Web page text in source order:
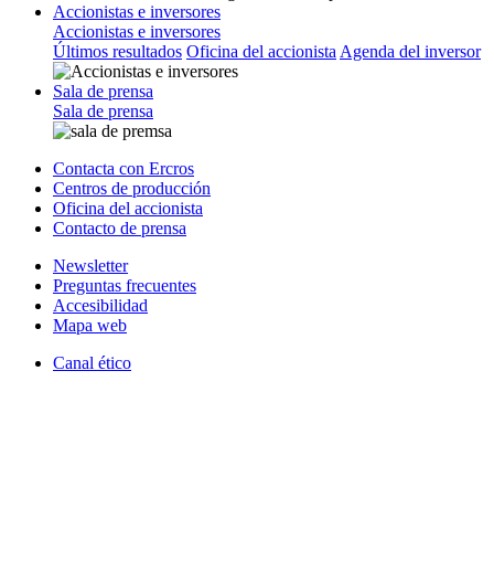
Accionistas e inversores
Accionistas e inversores
Últimos resultados Oficina del accionista Agenda del inversor
Sala de prensa
Sala de prensa
Contacta con Ercros
Centros de producción
Oficina del accionista
Contacto de prensa
Newsletter
Preguntas frecuentes
Accesibilidad
Mapa web
Canal ético